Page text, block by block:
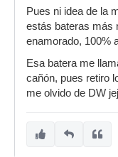
Pues ni idea de la
estás bateras más
enamorado, 100%
Esa batera me
cañón, pues retiro
me olvido de DW